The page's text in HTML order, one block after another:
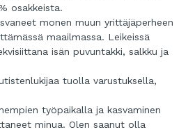
osakkeista.
monen muun yrittäjäperheen
maailmassa. Leikeissä
isän puvuntakki, salkku ja
tuolla varustuksella,
työpaikalla ja kasvaminen
minua. Olen saanut olla